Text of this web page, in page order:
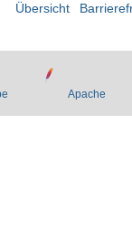
Übersicht
Apache